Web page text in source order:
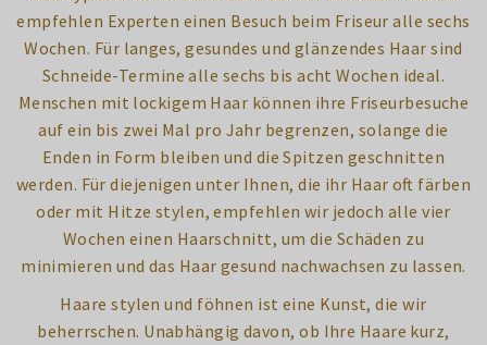
empfehlen Experten einen Besuch beim Friseur alle sechs
Wochen. Für langes, gesundes und glänzendes Haar sind
Schneide-Termine alle sechs bis acht Wochen ideal.
Menschen mit lockigem Haar können ihre Friseurbesuche
auf ein bis zwei Mal pro Jahr begrenzen, solange die
Enden in Form bleiben und die Spitzen geschnitten
werden. Für diejenigen unter Ihnen, die ihr Haar oft färben
oder mit Hitze stylen, empfehlen wir jedoch alle vier
Wochen einen Haarschnitt, um die Schäden zu
minimieren und das Haar gesund nachwachsen zu lassen.
Haare stylen und föhnen ist eine Kunst, die wir
beherrschen. Unabhängig davon, ob Ihre Haare kurz,